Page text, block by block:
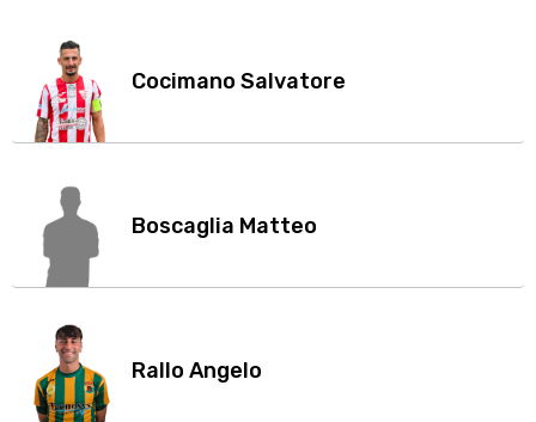
Cocimano Salvatore
Boscaglia Matteo
Rallo Angelo